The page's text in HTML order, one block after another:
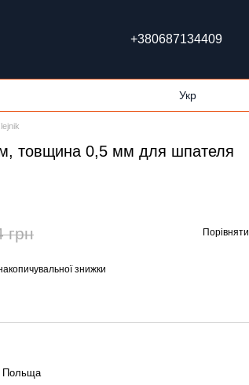
+380687134409
Укр
товщина 0,5 мм для шпателя
грн Порівняти
знижки
Польща